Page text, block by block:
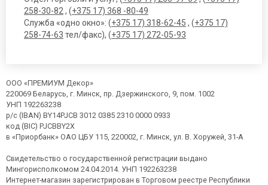
258-30-82, (+375 17) 368 -80-49
Служба «одно окно»: (+375 17) 318-62-45 , (+375 17)
258-74-63 тел/факс), (+375 17) 272-05-93
ООО «ПРЕМИУМ Декор»
220069 Беларусь, г. Минск, пр. Дзержинского, 9, пом. 1002
УНП 192263238
р/с (IBAN) BY14PJCB 3012 0385 2310 0000 0933
код (BIC) PJCBBY2X
в «Приорбанк» ОАО ЦБУ 115, 220002, г. Минск, ул. В. Хоружей, 31-А
Свидетельство о государственной регистрации выдано
Мингорисполкомом 24.04.2014. УНП 192263238
Интернет-магазин зарегистрирован в Торговом реестре Республики